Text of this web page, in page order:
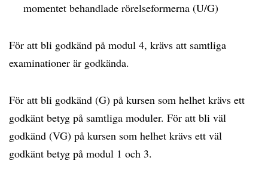
momentet behandlade rörelseformerna (U/G)
För att bli godkänd på modul 4, krävs att samtliga
examinationer är godkända.
För att bli godkänd (G) på kursen som helhet krävs ett
godkänt betyg på samtliga moduler. För att bli väl
godkänd (VG) på kursen som helhet krävs ett väl
godkänt betyg på modul 1 och 3.